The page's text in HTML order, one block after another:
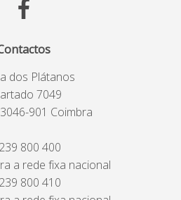
dos Plátanos
7049
901 Coimbra
239 800 400
a rede fixa nacional
800 410